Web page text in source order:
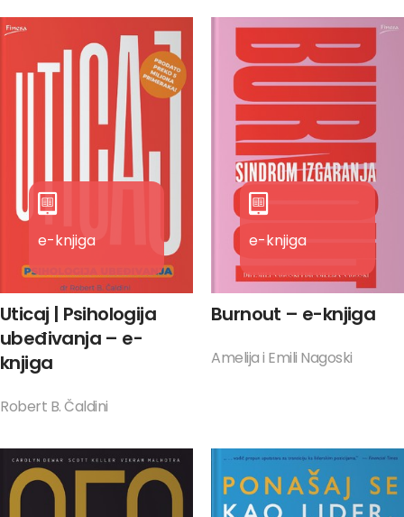
e-knjiga
Uticaj | Psihologija
ubeđivanja – e-
knjiga
Robert B. Čaldini
e-knjiga
Burnout – e-knjiga
Amelija i Emili Nagoski